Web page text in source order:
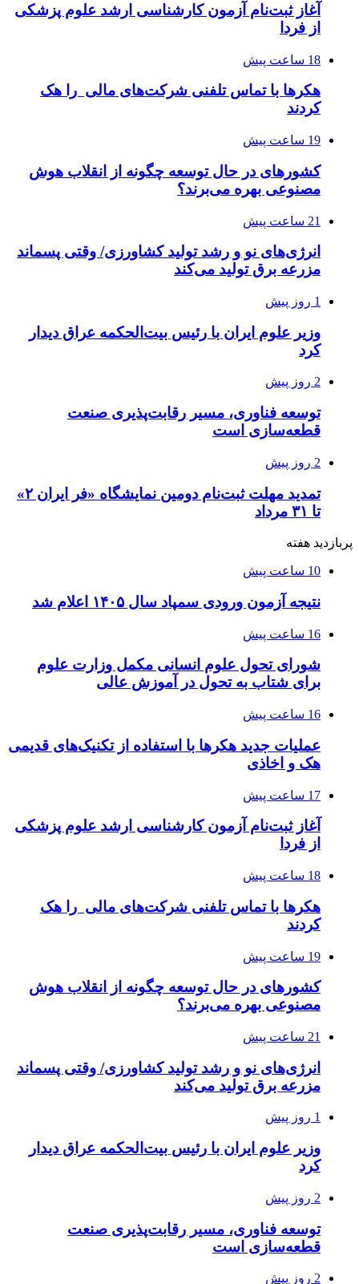
آغاز ثبت‌نام‌ آزمون کارشناسی ارشد علوم پزشکی
از فردا
18 ساعت پیش
هکرها با تماس تلفنی شرکت‌های مالی را هک
کردند
19 ساعت پیش
کشورهای در حال توسعه چگونه از انقلاب هوش
مصنوعی بهره می‌برند؟
21 ساعت پیش
انرژی‌های نو و رشد تولید کشاورزی/ وقتی پسماند
مزرعه‌ برق تولید می‌کند
1 روز پیش
وزیر علوم ایران با رئیس بیت‌الحکمه عراق دیدار
کرد
2 روز پیش
توسعه فناوری، مسیر رقابت‌پذیری صنعت
قطعه‌سازی است
2 روز پیش
تمدید مهلت ثبت‌نام دومین نمایشگاه «فر ایران ۲»
تا ۳۱ مرداد
پربازدید هفته
10 ساعت پیش
نتیجه آزمون ورودی سمپاد سال ۱۴۰۵ اعلام شد
16 ساعت پیش
شورای تحول علوم انسانی مکمل وزارت علوم
برای شتاب به تحول در آموزش عالی
16 ساعت پیش
عملیات جدید هکرها با استفاده از تکنیک‌های قدیمی
هک و اخاذی
17 ساعت پیش
آغاز ثبت‌نام‌ آزمون کارشناسی ارشد علوم پزشکی
از فردا
18 ساعت پیش
هکرها با تماس تلفنی شرکت‌های مالی را هک
کردند
19 ساعت پیش
کشورهای در حال توسعه چگونه از انقلاب هوش
مصنوعی بهره می‌برند؟
21 ساعت پیش
انرژی‌های نو و رشد تولید کشاورزی/ وقتی پسماند
مزرعه‌ برق تولید می‌کند
1 روز پیش
وزیر علوم ایران با رئیس بیت‌الحکمه عراق دیدار
کرد
2 روز پیش
توسعه فناوری، مسیر رقابت‌پذیری صنعت
قطعه‌سازی است
2 روز پیش